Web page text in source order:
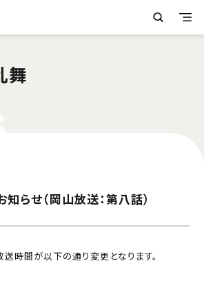
舞
らせ（岡山放送：第八話）
時間が以下の通り変更となります。